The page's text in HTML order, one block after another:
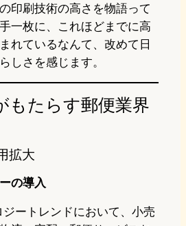
印刷技術の高さを物語って
一枚に、これほどまでに高
れているなんて、改めて日
しさを感じます。
もたらす郵便業界
拡大
の導入
ートレンドにおいて、小売